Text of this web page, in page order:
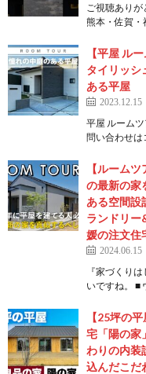
ご視聴あり
熊本・佐賀
【平屋 ル
タイリッシ
ある平屋
2023.12.15
平屋 ルーム
問い合わせ
【ルーム
の最新の家
ある空間設
ランドリー
媛の注文住
2024.06.15
『家づくり
いですね。 ■
【25坪の
宅「陽の家
わりの内装
込んだこだ